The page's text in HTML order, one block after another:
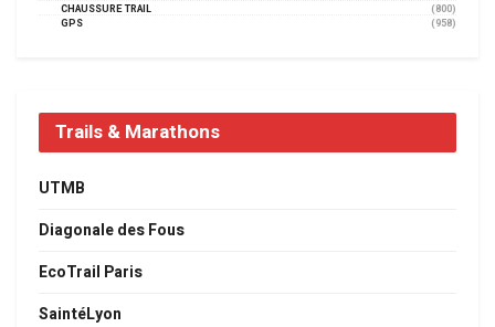
CHAUSSURE TRAIL
(800)
GPS
(958)
Trails & Marathons
UTMB
Diagonale des Fous
EcoTrail Paris
SaintéLyon